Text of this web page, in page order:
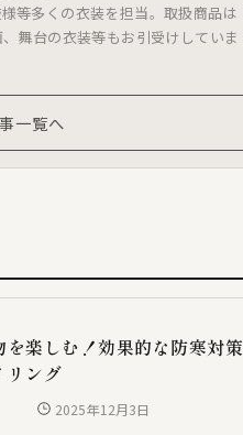
等多くの衣装を担当。取扱商品は
舞台の衣装等もお引受けしていま
一覧へ
を楽しむ！効果的な防寒対策
リング
2025年12月3日